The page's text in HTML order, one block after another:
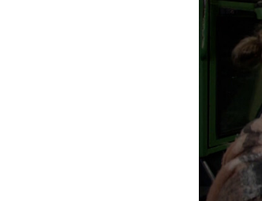
Deedry
Nieuws